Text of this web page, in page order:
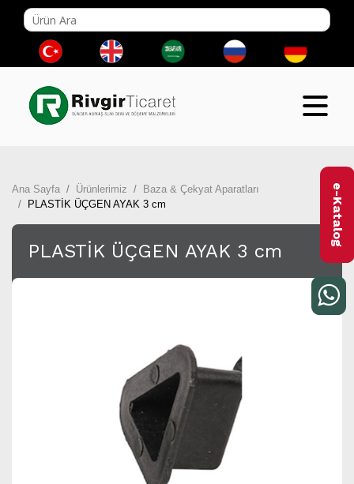
Ana Sayfa Ürünlerimiz
Baza & Çekyat Aparatları
PLASTİK ÜÇGEN AYAK 3 cm
PLASTİK ÜÇGEN AYAK 3 cm
e-Katalog